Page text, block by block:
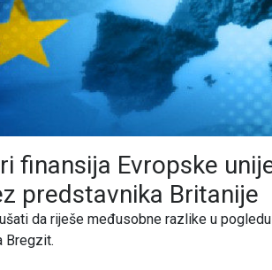
finansija Evropske
predstavnika Britanije
da riješe međusobne razlike u
Bregzit.